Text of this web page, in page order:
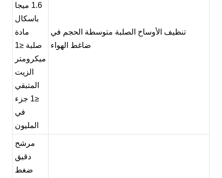
1.6 ميجا
باسكال
مادة
صلبة
≤1
ميكرومتر
الزيت
المتبقي
≤1 جزء
في
المليون
تنظيف الأوساخ الصلبة متوسطة الحجم في
ضاغط الهواء
مرشح
دقيق
ضغط